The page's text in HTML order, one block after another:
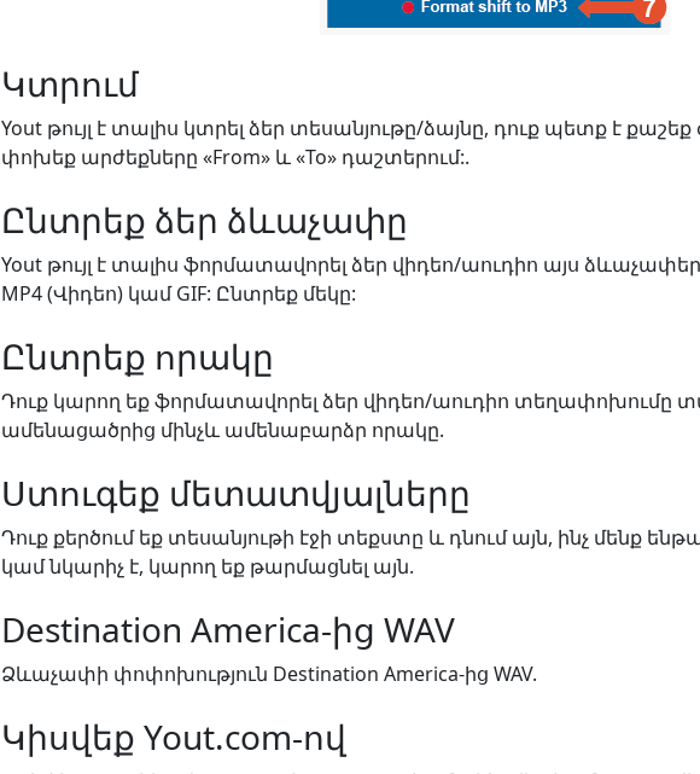
Կտրում
Yout թույլ է տալիս կտրել ձեր տեսանյութը/ձայնը, դուք պետք է
փոխեք արժեքները «From» և «To» դաշտերում:.
Ընտրեք ձեր ձևաչափը
Yout թույլ է տալիս ֆորմատավորել ձեր վիդեո/աուդիո այս
MP4 (Վիդեո) կամ GIF: Ընտրեք մեկը:
Ընտրեք որակը
Դուք կարող եք ֆորմատավորել ձեր վիդեո/աուդիո տեղափոխումը
ամենացածրից մինչև ամենաբարձր որակը.
Ստուգեք մետատվյալները
Դուք քերծում եք տեսանյութի էջի տեքստը և դնում այն, ինչ մենք
կամ նկարիչ է, կարող եք թարմացնել այն.
Destination America-ից WAV
Ձևաչափի փոփոխություն Destination America-ից WAV.
Կիսվեք Yout.com-ով